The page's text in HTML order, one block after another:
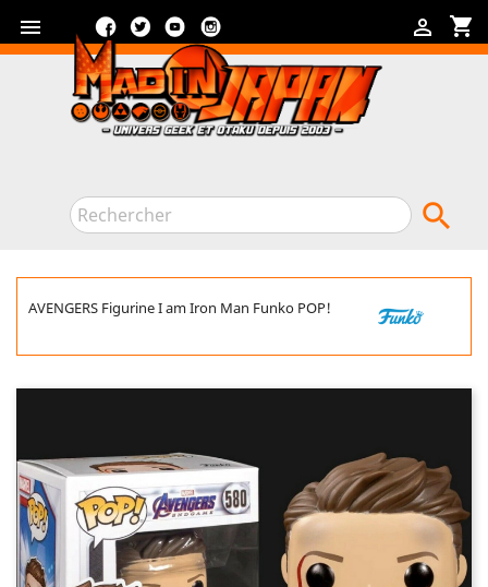
 shopping_cart

FacebookTwitterYouTube

AVENGERS Figurine I am Iron Man Funko POP!